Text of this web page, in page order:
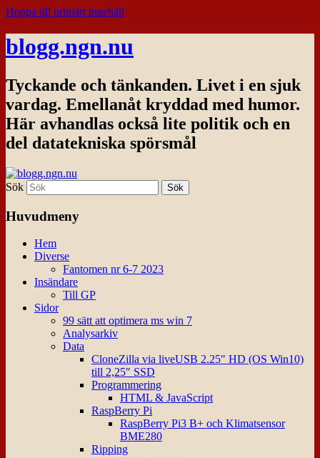
Hoppa till primärt innehåll
blogg.ngn.nu
Tyckande och tänkanden. Livet i en sjuk
vardag. Emellanåt kryddad med humor.
Här avhandlas också lite politik och en
del datatekniska spörsmål
Sök
Huvudmeny
Hem
Diverse
Fantomen nr 6-7 2023
Insändare
Till GP
Sidor
99 sätt att optimera ms win 7
Analysarkiv
Data
CloneZilla via liveUSB 2.25″ HD (OS Win10)
till 2,25″ SSD
Programmering
HTML & JavaScript
RaspBerry Pi
RaspBerry Pi3 B+ och Klimatsensor
BME280
Ripping